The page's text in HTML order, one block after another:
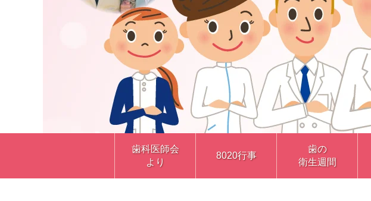
歯科医師会
より
8020行事
歯の
衛生週間